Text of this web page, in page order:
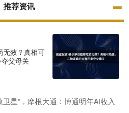
推荐资讯
无效？真相可
父母关
星”，摩根大通：博通明年AI收入